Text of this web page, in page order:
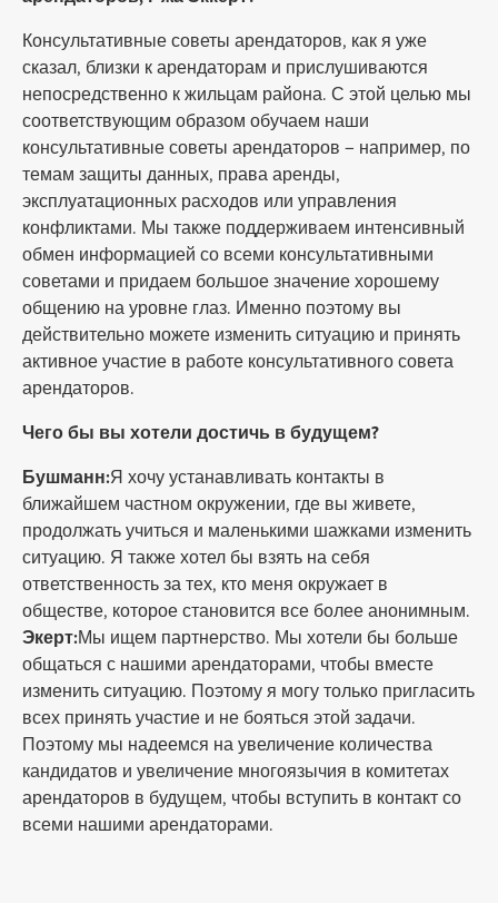
Консультативные советы арендаторов, как я уже
сказал, близки к арендаторам и прислушиваются
непосредственно к жильцам района. С этой целью мы
соответствующим образом обучаем наши
консультативные советы арендаторов – например, по
темам защиты данных, права аренды,
эксплуатационных расходов или управления
конфликтами. Мы также поддерживаем интенсивный
обмен информацией со всеми консультативными
советами и придаем большое значение хорошему
общению на уровне глаз. Именно поэтому вы
действительно можете изменить ситуацию и принять
активное участие в работе консультативного совета
арендаторов.
Чего бы вы хотели достичь в будущем?
Бушманн:Я хочу устанавливать контакты в
ближайшем частном окружении, где вы живете,
продолжать учиться и маленькими шажками изменить
ситуацию. Я также хотел бы взять на себя
ответственность за тех, кто меня окружает в
обществе, которое становится все более анонимным.
Экерт:Мы ищем партнерство. Мы хотели бы больше
общаться с нашими арендаторами, чтобы вместе
изменить ситуацию. Поэтому я могу только пригласить
всех принять участие и не бояться этой задачи.
Поэтому мы надеемся на увеличение количества
кандидатов и увеличение многоязычия в комитетах
арендаторов в будущем, чтобы вступить в контакт со
всеми нашими арендаторами.